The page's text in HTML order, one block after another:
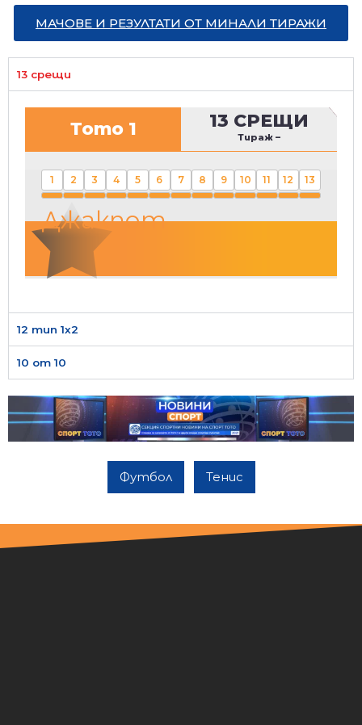
МАЧОВЕ И РЕЗУЛТАТИ ОТ МИНАЛИ ТИРАЖИ
13 срещи
Тото 1 13 СРЕЩИ
Тираж –
1 2 3 4 5 6 7 8 9 10 11 12 13
Джакпот
12 тип 1х2
10 от 10
Футбол Тенис